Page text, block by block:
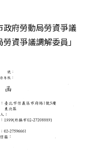
府勞動局勞資爭議
資爭議調解委員」